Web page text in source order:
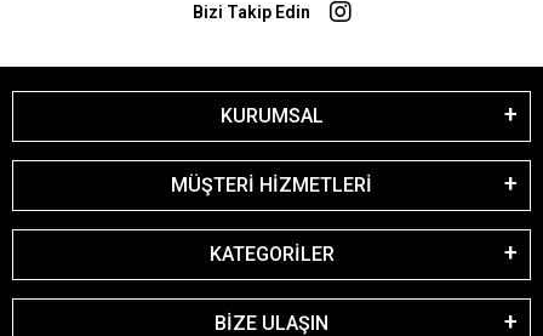
Bizi Takip Edin
KURUMSAL
MÜŞTERİ HİZMETLERİ
KATEGORİLER
BİZE ULAŞIN